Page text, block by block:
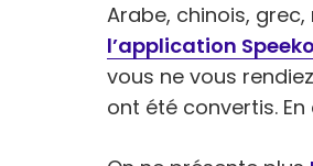
Arabe, chinois,
l’application Speeko
vous ne vous
ont été convertis.